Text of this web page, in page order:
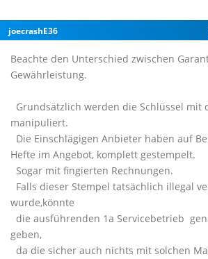
joecrashE36
Beachte den Unterschied zwischen
Gewährleistung.
Grundsätzlich werden die Schlüssel mit
manipuliert.
Die Einschlägigen Anbieter haben auf
Hefte im Angebot, komplett gestempelt.
Sogar mit fingierten Rechnungen.
Falls dieser Stempel tatsächlich illegal
wurde,könnte
die ausführenden 1a Servicebetrieb
geben,
da die sicher auch nichts mit solchen